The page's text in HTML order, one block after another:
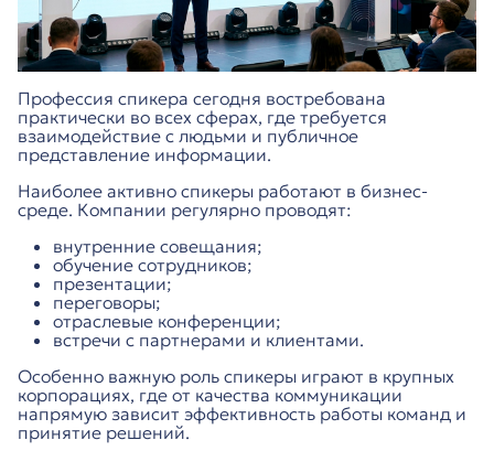
Профессия спикера сегодня востребована
практически во всех сферах, где требуется
взаимодействие с людьми и публичное
представление информации.
Наиболее активно спикеры работают в бизнес-
среде. Компании регулярно проводят:
внутренние совещания;
обучение сотрудников;
презентации;
переговоры;
отраслевые конференции;
встречи с партнерами и клиентами.
Особенно важную роль спикеры играют в крупных
корпорациях, где от качества коммуникации
напрямую зависит эффективность работы команд и
принятие решений.